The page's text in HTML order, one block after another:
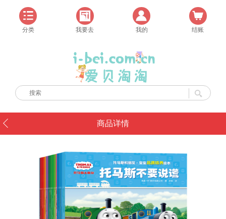
分类 我要去 我的 结账
商品详情